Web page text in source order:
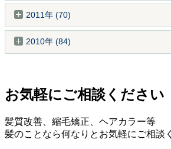
2011年 (70)
2010年 (84)
お気軽にご相談ください
髪質改善、縮毛矯正、ヘアカラー等
髪のことなら何なりとお気軽にご相談